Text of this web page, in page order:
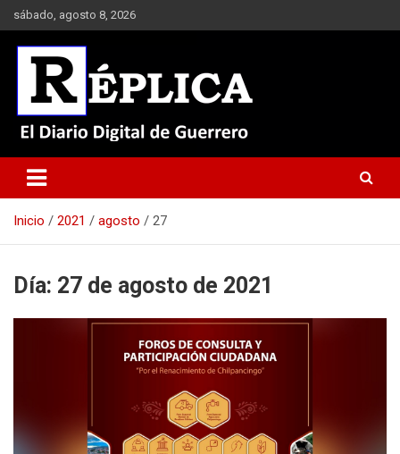
Saltar
al
contenido
sábado, agosto 8, 2026
Réplica
Inicio 2021 agosto 27
Día: 27 de agosto de 2021